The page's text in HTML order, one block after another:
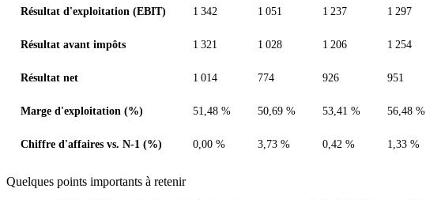
Résultat d'exploitation (EBIT) 1 342 1 051 1 237 1 297
Résultat avant impôts 1 321 1 028 1 206 1 254
Résultat net 1 014 774 926 951
Marge d'exploitation (%) 51,48 % 50,69 % 53,41 % 56,48 %
Chiffre d'affaires vs. N-1 (%) 0,00 % 3,73 % 0,42 % 1,33 %
Quelques points importants à retenir